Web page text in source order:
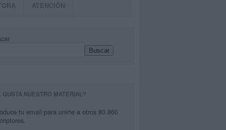
ATENCIÓN
Buscar
GUSTA NUESTRO MATERIAL?
tu email para unirte a otros 80.860